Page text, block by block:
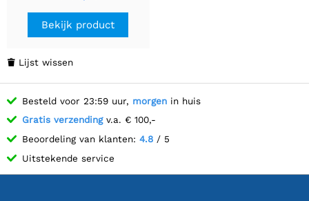
Bekijk product
 Lijst wissen
Besteld voor 23:59 uur, morgen in huis
Gratis verzendingv.a. € 100,-
Beoordeling van klanten: 4.8 / 5
Uitstekende service